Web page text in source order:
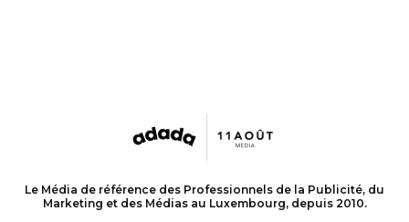
Le Média de référence des Professionnels de la Publicité, du
Marketing et des Médias au Luxembourg, depuis 2010.